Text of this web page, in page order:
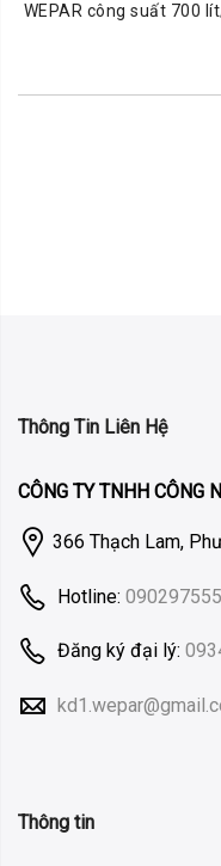
WEPAR công suất 700
Thông Tin Liên Hệ
CÔNG TY TNHH CÔNG
366 Thạch Lam,
Hotline:
Đăng ký đại lý:
Thông tin